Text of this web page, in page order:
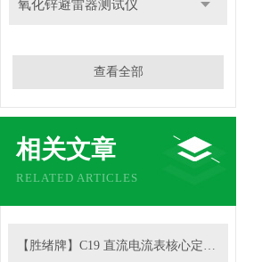
氧化锌避雷器测试仪
查看全部
相关文章
RELATED ARTICLES
【胜绪牌】C19 直流电流表核心定位与原理